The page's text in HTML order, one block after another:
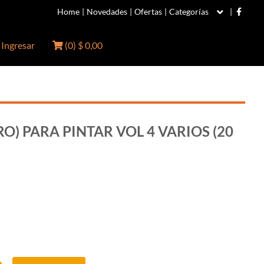
Home | Novedades | Ofertas | Categorías |
Ingresar (0) $ 0,00
PARA PINTAR VOL 4 VARIOS (20